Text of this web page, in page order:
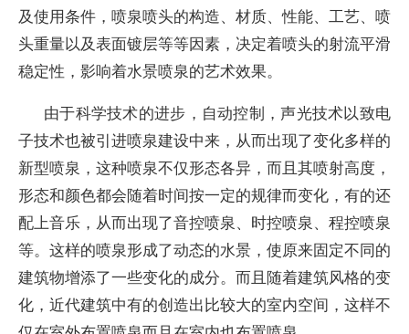
及使用条件，喷泉喷头的构造、材质、性能、工艺、喷
头重量以及表面镀层等等因素，决定着喷头的射流平滑
稳定性，影响着水景喷泉的艺术效果。
由于科学技术的进步，自动控制，声光技术以致电
子技术也被引进喷泉建设中来，从而出现了变化多样的
新型喷泉，这种喷泉不仅形态各异，而且其喷射高度，
形态和颜色都会随着时间按一定的规律而变化，有的还
配上音乐，从而出现了音控喷泉、时控喷泉、程控喷泉
等。这样的喷泉形成了动态的水景，使原来固定不同的
建筑物增添了一些变化的成分。而且随着建筑风格的变
化，近代建筑中有的创造出比较大的室内空间，这样不